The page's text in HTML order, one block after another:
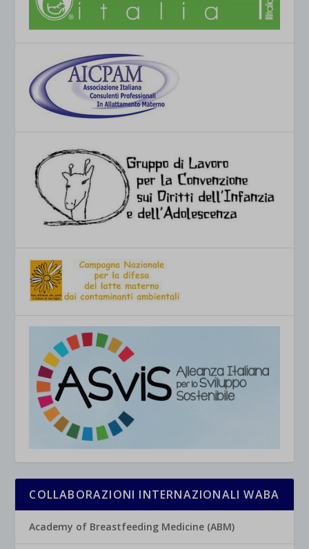
COLLABORAZIONI INTERNAZIONALI WABA
Academy of Breastfeeding Medicine (ABM)